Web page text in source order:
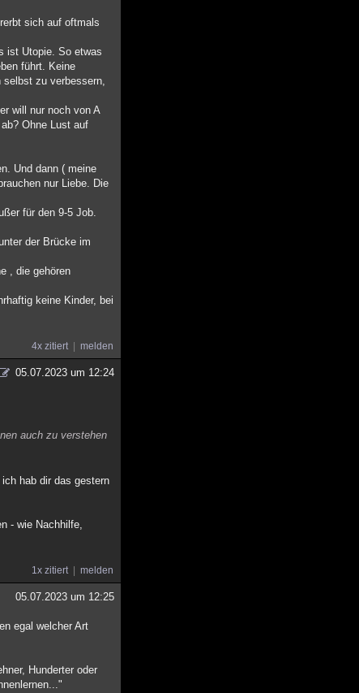
sich auf oftmals
ist Utopie. So etwas
führt. Keine
selbst zu verbessern,
will nur noch von A
Ohne Lust auf
Und dann ( meine
nur Liebe. Die
für den 9-5 Job.
der Brücke im
, die gehören
keine Kinder, bei
4x zitiert melden
05.07.2023 um 12:24
auch zu verstehen
hab dir das gestern
- wie Nachhilfe,
1x zitiert melden
05.07.2023 um 12:25
egal welcher Art
Hunderter oder